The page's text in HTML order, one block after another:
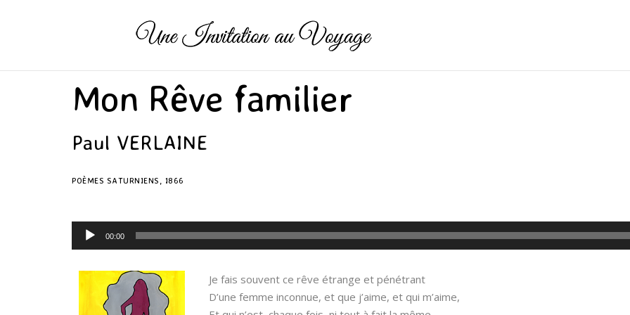
Mon Rêve familier
Paul VERLAINE
POÈMES SATURNIENS, 1866
Lecteur
audio
00:00
Je fais souvent ce rêve étrange et pénétrant
D’une femme inconnue, et que j’aime, et qui m’aime,